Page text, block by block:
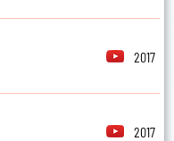
2017
2017